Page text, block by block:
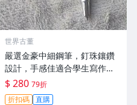
世界古董
嚴選金豪中細鋼筆，釘珠鑲鑽
設計，手感佳適合學生寫作業
記筆記 金屬覆漆材質 金豪 中
細 鋪珠
$ 280 79折
折扣碼 直購